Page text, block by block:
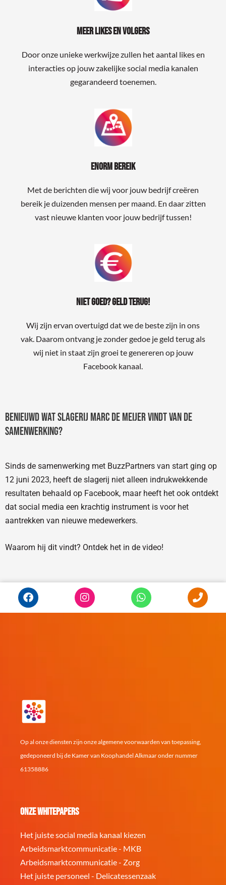
Meer likes en volgers
Door onze unieke werkwijze zullen het aantal likes en
interacties op jouw zakelijke social media kanalen
gegarandeerd toenemen.
Enorm bereik
Met de berichten die wij voor jouw bedrijf creëren
bereik je duizenden mensen per maand. En daar zitten
vast nieuwe klanten voor jouw bedrijf tussen!
Niet goed? Geld terug!
Wij zijn ervan overtuigd dat we de beste zijn in ons
vak. Daarom ontvang je zonder gedoe je geld terug als
wij niet in staat zijn groei te genereren op jouw
Facebook kanaal.
Benieuwd wat Slagerij Marc de Meijer vindt van de
samenwerking?
Sinds de samenwerking met BuzzPartners van start ging op
12 juni 2023, heeft de slagerij niet alleen indrukwekkende
resultaten behaald op Facebook, maar heeft het ook ontdekt
dat social media een krachtig instrument is voor het
aantrekken van nieuwe medewerkers.
Waarom hij dit vindt? Ontdek het in de video!
F
a
c
I
n
s
W
h
a
P
h
o
Op al onze diensten zijn onze algemene voorwaarden van toepassing,
gedeponeerd bij de Kamer van Koophandel Alkmaar onder nummer
61358886
Onze whitepapers
Het juiste social media kanaal kiezen
Arbeidsmarktcommunicatie - MKB
Arbeidsmarktcommunicatie - Zorg
Het juiste personeel - Delicatessenzaak